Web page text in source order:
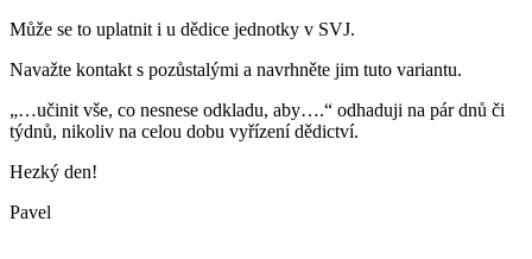
Může se to uplatnit i u dědice jednotky v SVJ.
Navažte kontakt s pozůstalými a navrhněte jim tuto variantu.
„…učinit vše, co nesnese odkladu, aby….“ odhaduji na pár dnů či
týdnů, nikoliv na celou dobu vyřízení dědictví.
Hezký den!
Pavel